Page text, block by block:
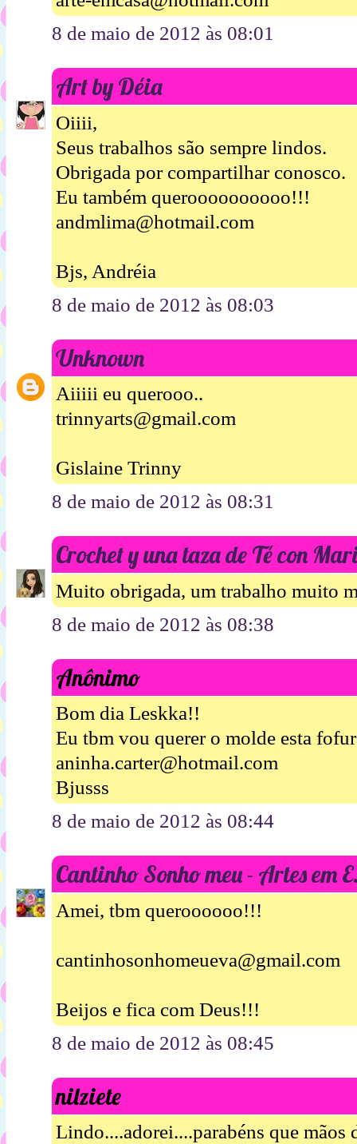
8 de maio de 2012 às 08:01
Art by Déia
Oiiii,
Seus trabalhos são sempre lindos.
Obrigada por compartilhar conosco.
Eu também queroooooooooo!!!
andmlima@hotmail.com
Bjs, Andréia
8 de maio de 2012 às 08:03
Unknown
Aiiiii eu querooo..
trinnyarts@gmail.com
Gislaine Trinny
8 de maio de 2012 às 08:31
Crochet y una taza de Té con
Muito obrigada, um trabalho muito
8 de maio de 2012 às 08:38
Anônimo
Bom dia Leskka!!
Eu tbm vou querer o molde esta
aninha.carter@hotmail.com
Bjusss
8 de maio de 2012 às 08:44
Cantinho Sonho meu - Artes em
Amei, tbm queroooooo!!!
cantinhosonhomeueva@gmail.com
Beijos e fica com Deus!!!
8 de maio de 2012 às 08:45
nilziete
Lindo....adorei....parabéns que mãos